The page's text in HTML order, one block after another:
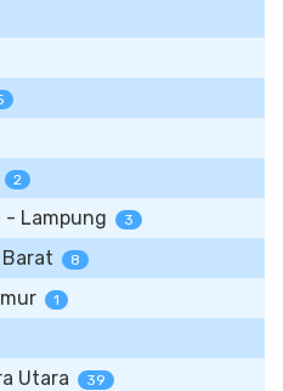
2
- Lampung 3
8
1
Utara 39